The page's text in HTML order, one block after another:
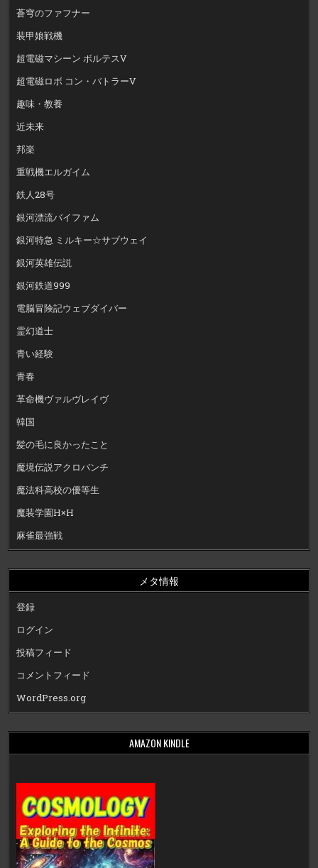
蒼穹のファフナー
装甲娘戦機
超電磁マシーン ボルテスV
超電磁ロボ コン・バトラーV
趣味・教養
近未来
邦楽
重戦機エルガイム
鉄人28号
銀河漂流バイファム
銀河特急 ミルキー☆サブウェイ
銀河英雄伝説
銀河鉄道999
電脳冒険記ウェブダイバー
霊幻道士
青い経験
青春
革命機ヴァルヴレイヴ
韓国
髪の毛に良かったこと
魔境伝説アクロバンチ
魔法科高校の優等生
魔装学園H×H
麻雀最強戦
メタ情報
登録
ログイン
投稿フィード
コメントフィード
WordPress.org
AMAZON KINDLE